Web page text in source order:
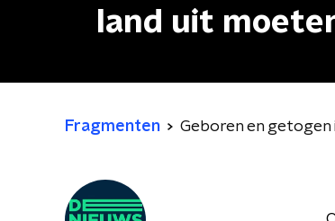
land uit
Fragmenten Geboren en